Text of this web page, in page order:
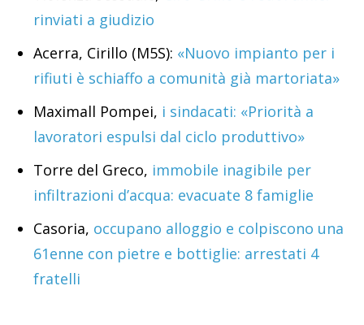
rinviati a giudizio
Acerra, Cirillo (M5S): «Nuovo impianto per i
rifiuti è schiaffo a comunità già martoriata»
Maximall Pompei, i sindacati: «Priorità a
lavoratori espulsi dal ciclo produttivo»
Torre del Greco, immobile inagibile per
infiltrazioni d’acqua: evacuate 8 famiglie
Casoria, occupano alloggio e colpiscono una
61enne con pietre e bottiglie: arrestati 4
fratelli